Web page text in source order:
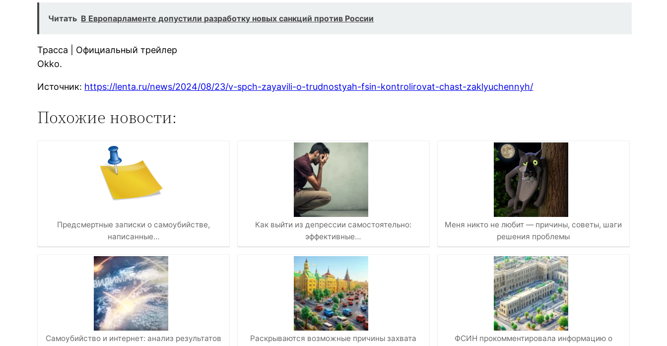
Читать В Европарламенте допустили разработку новых санкций против России
Трасса | Официальный трейлер
Okko.
Источник: https://lenta.ru/news/2024/08/23/v-spch-zayavili-o-trudnostyah-fsin-kontrolirovat-chast-zaklyuchennyh/
Похожие новости:
Предсмертные записки о самоубийстве,
написанные…
Самоубийство и интернет: анализ результатов
Как выйти из депрессии самостоятельно:
эффективные…
Раскрываются возможные причины захвата
Меня никто не любит — причины, советы, шаги
решения проблемы
ФСИН прокомментировала информацию о